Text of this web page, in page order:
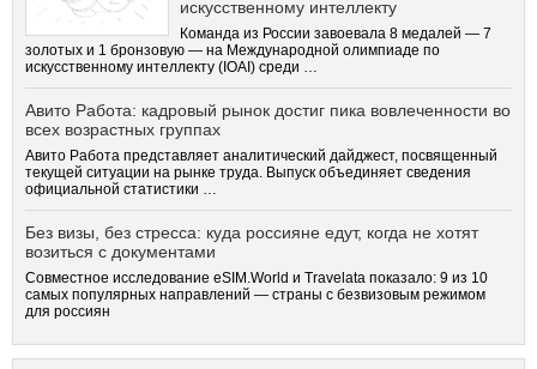
искусственному интеллекту
Команда из России завоевала 8 медалей — 7
золотых и 1 бронзовую — на Международной олимпиаде по
искусственному интеллекту (IOAI) среди …
Авито Работа: кадровый рынок достиг пика вовлеченности во
всех возрастных группах
Авито Работа представляет аналитический дайджест, посвященный
текущей ситуации на рынке труда. Выпуск объединяет сведения
официальной статистики …
Без визы, без стресса: куда россияне едут, когда не хотят
возиться с документами
Совместное исследование eSIM.World и Travelata показало: 9 из 10
самых популярных направлений — страны с безвизовым режимом
для россиян